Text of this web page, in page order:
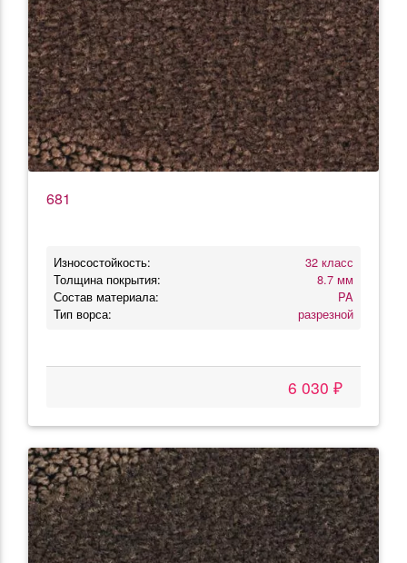
681
Износостойкость:
32 класс
Толщина покрытия:
8.7 мм
Состав материала:
PA
Тип ворса:
разрезной
6 030 ₽